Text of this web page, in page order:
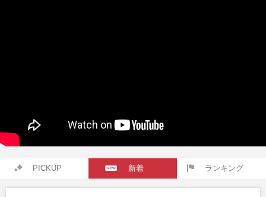
PICKUP 新着 ランキング